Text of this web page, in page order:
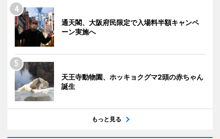
通天閣、大阪府民限定で入場料半額キャンペ
ーン実施へ
天王寺動物園、ホッキョクグマ2頭の赤ちゃん
誕生
もっと見る